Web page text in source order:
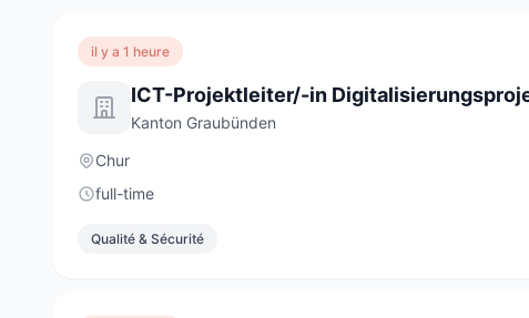
il y a 1 heure
Kanton Graubünden
Chur
full-time
Qualité & Sécurité